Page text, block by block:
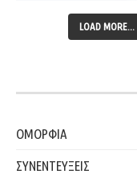
LOAD MORE...
ΟΜΟΡΦΙΑ
ΣΥΝΕΝΤΕΥΞΕΙΣ